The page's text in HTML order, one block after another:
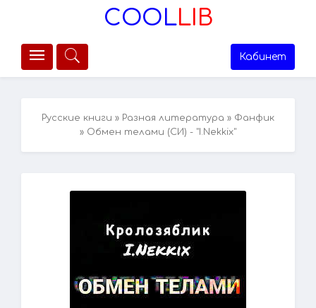
COOLLIB
Кабинет
Русские книги » Разная литература » Фанфик
» Обмен телами (СИ) - "I.Nekkix"